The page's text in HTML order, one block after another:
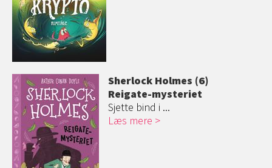
Sherlock Holmes (6)
Reigate-mysteriet
Sjette bind i ...
Læs mere